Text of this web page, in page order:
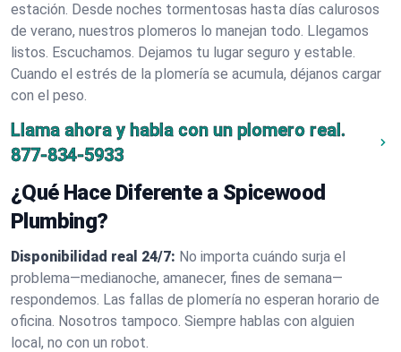
estación. Desde noches tormentosas hasta días calurosos
de verano, nuestros plomeros lo manejan todo. Llegamos
listos. Escuchamos. Dejamos tu lugar seguro y estable.
Cuando el estrés de la plomería se acumula, déjanos cargar
con el peso.
Llama ahora y habla con un plomero real.
877-834-5933
¿Qué Hace Diferente a Spicewood
Plumbing?
Disponibilidad real 24/7: No importa cuándo surja el
problema—medianoche, amanecer, fines de semana—
respondemos. Las fallas de plomería no esperan horario de
oficina. Nosotros tampoco. Siempre hablas con alguien
local, no con un robot.